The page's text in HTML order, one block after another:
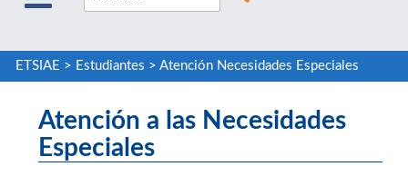
ETSIAE > Estudiantes > Atención Necesidades Especiales
Atención a las Necesidades
Especiales